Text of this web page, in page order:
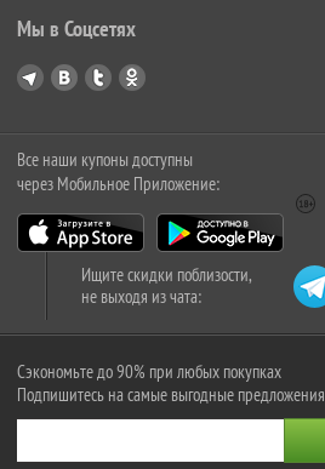
Мы в Соцсетях
Все наши купоны доступны
через Мобильное Приложение:
Ищите скидки поблизости,
не выходя из чата:
Сэкономьте до 90% при любых покупках
Подпишитесь на самые выгодные предложения